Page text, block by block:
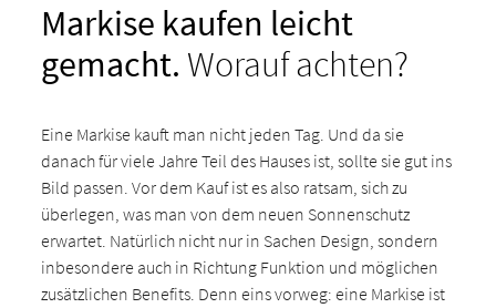
Markise kaufen leicht
gemacht. Worauf achten?
Eine Markise kauft man nicht jeden Tag. Und da sie
danach für viele Jahre Teil des Hauses ist, sollte sie gut ins
Bild passen. Vor dem Kauf ist es also ratsam, sich zu
überlegen, was man von dem neuen Sonnenschutz
erwartet. Natürlich nicht nur in Sachen Design, sondern
inbesondere auch in Richtung Funktion und möglichen
zusätzlichen Benefits. Denn eins vorweg: eine Markise ist